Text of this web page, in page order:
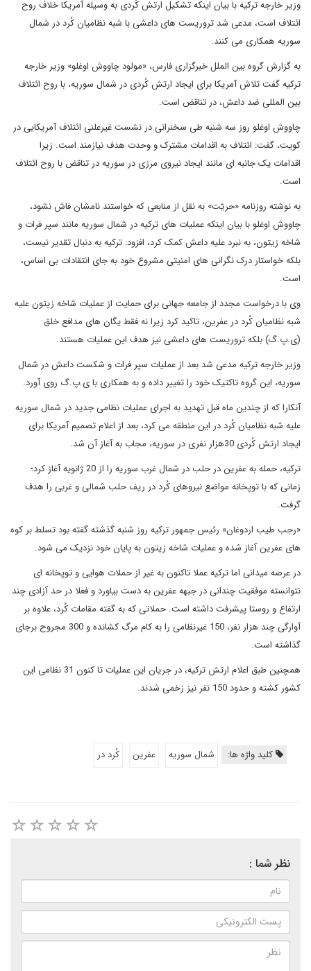
وزیر خارجه ترکیه با بیان اینکه تشکیل ارتش کُردی به وسیله آمریکا خلاف روح
ائتلاف است، مدعی شد تروریست های داعشی با شبه نظامیان کُرد در شمال
سوریه همکاری می کنند.
به گزارش گروه بین الملل خبرگزاری فارس، «مولود چاووش اوغلو» وزیر خارجه
ترکیه گفت تلاش آمریکا برای ایجاد ارتش کُردی در شمال سوریه، با روح ائتلاف
بین المللی ضد داعش، در تناقض است.
چاووش اوغلو روز سه شنبه طی سخنرانی در نشست غیرعلنی ائتلاف آمریکایی در
کویت، گفت: ائتلاف به اقدامات مشترک و وحدت هدف نیازمند است. زیرا
اقدامات یک جانبه ای مانند ایجاد نیروی مرزی در سوریه در تناقض با روح ائتلاف
است.
به نوشته روزنامه «حریّت» به نقل از منابعی که خواستند نامشان فاش نشود،
چاووش اوغلو با بیان اینکه عملیات های ترکیه در شمال سوریه مانند سپر فرات و
شاخه زیتون، به نبرد علیه داعش کمک کرد، افزود: ترکیه به دنبال تقدیر نیست،
بلکه خواستار درک نگرانی های امنیتی مشروع خود به جای انتقادات بی اساس،
است.
وی با درخواست مجدد از جامعه جهانی برای حمایت از عملیات شاخه زیتون علیه
شبه نظامیان کُرد در عفرین، تاکید کرد زیرا نه فقط یگان های مدافع خلق
(ی.پ.گ) بلکه تروریست های داعشی نیز هدف این عملیات هستند.
وزیر خارجه ترکیه مدعی شد بعد از عملیات سپر فرات و شکست داعش در شمال
سوریه، این گروه تاکتیک خود را تغییر داده و به همکاری با ی.پ.گ روی آورد.
آنکارا که از چندین ماه قبل تهدید به اجرای عملیات نظامی جدید در شمال سوریه
علیه شبه نظامیان کُرد در این منطقه می کرد، بعد از اعلام تصمیم آمریکا برای
ایجاد ارتش کُردی 30هزار نفری در سوریه، مجاب به آغاز آن شد.
ترکیه، حمله به عفرین در حلب در شمال غرب سوریه را از 20 ژانویه آغاز کرد؛
زمانی که با توپخانه مواضع نیروهای کُرد در ریف حلب شمالی و غربی را هدف
گرفت.
«رجب طیب اردوغان» رئیس جمهور ترکیه روز شنبه گذشته گفته بود تسلط بر کوه
های عفرین آغاز شده و عملیات شاخه زیتون به پایان خود نزدیک می شود.
در عرصه میدانی اما ترکیه عملا تاکنون به غیر از حملات هوایی و توپخانه ای
نتوانسته موفقیت چندانی در جبهه عفرین به دست بیاورد و فعلا در حد آزادی چند
ارتفاع و روستا پیشرفت داشته است. حملاتی که به گفته مقامات کُرد، علاوه بر
آوارگی چند هزار نفر، 150 غیرنظامی را به کام مرگ کشانده و 300 مجروح برجای
گذاشته است.
همچنین طبق اعلام ارتش ترکیه، در جریان این عملیات تا کنون 31 نظامی این
کشور کشته و حدود 150 نفر نیز زخمی شدند.
کلید واژه ها: شمال سوریه عفرین کُرد در
نظر شما :